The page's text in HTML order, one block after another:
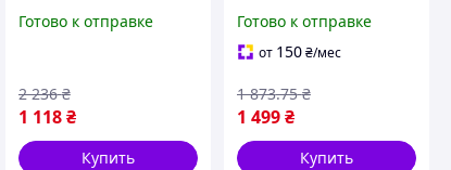
ЗСУ, теплая флиска
Готово к отправке
1 118 ₴
2 236 ₴
Купить
микрофлиса
водонепроницаемая S-
Готово к отправке
от 150₴/мес
1 499₴
1 873.75 ₴
Купить